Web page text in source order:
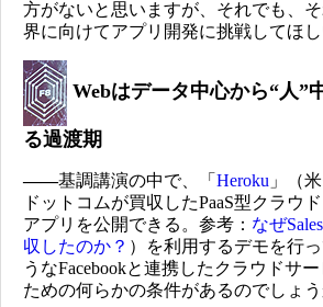
方がないと思いますが、それでも、
界に向けてアプリ開発に挑戦してほし
Webはデータ中心から“人”
る過渡期
――基調講演の中で、「 Heroku 」（
ドットコムが買収したPaaS型クラウ
アプリを公開できる。参考： なぜ
収したのか？ ）を利用するデモを行
うなFacebookと連携したクラウドサ
ための何らかの条件があるのでしょう